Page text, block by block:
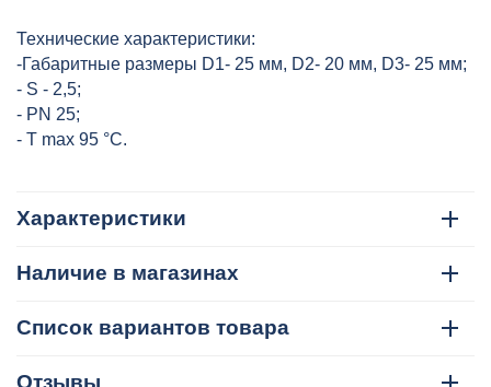
Технические характеристики:
-Габаритные размеры D1- 25 мм, D2- 20 мм, D3- 25 мм;
- S - 2,5;
- PN 25;
- T max 95 °C.
Характеристики
Наличие в магазинах
Список вариантов товара
Отзывы